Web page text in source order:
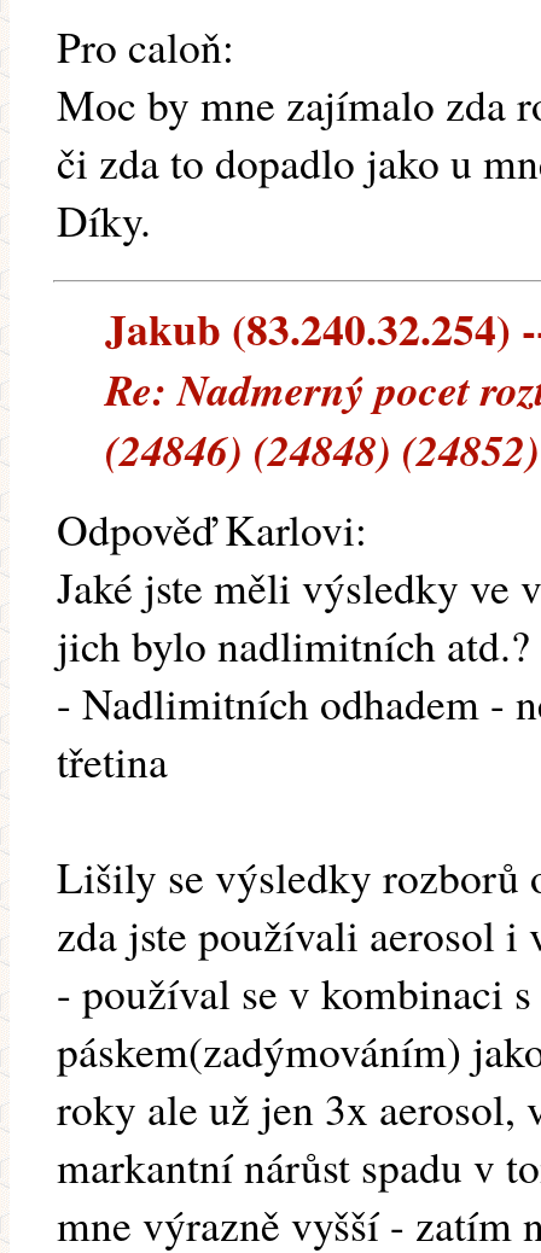
Pro caloň:
Moc by mne zajímalo zda
či zda to dopadlo jako u
Díky.
Jakub (83.240.32.254)
Re: Nadmerný pocet
(24846) (24848)
Odpověď Karlovi:
Jaké jste měli výsledky ve
jich bylo nadlimitních atd.?
- Nadlimitních odhadem -
třetina
Lišily se výsledky rozborů
zda jste používali aerosol i
- používal se v kombinaci
páskem(zadýmováním)
roky ale už jen 3x aerosol,
markantní nárůst spadu v
mne výrazně vyšší - zatím